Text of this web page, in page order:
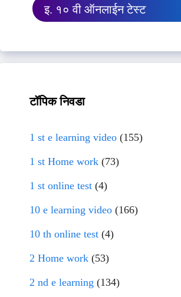
इ. १० वी ऑनलाईन टेस्ट
टॉपिक निवडा
1 st e learning video (155)
1 st Home work (73)
1 st online test (4)
10 e learning video (166)
10 th online test (4)
2 Home work (53)
2 nd e learning (134)